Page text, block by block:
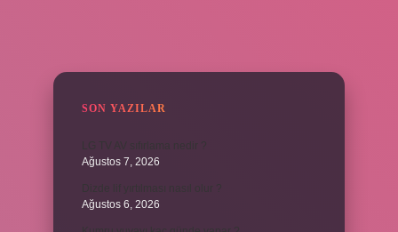
SON YAZILAR
Ağustos 7, 2026
Ağustos 6, 2026